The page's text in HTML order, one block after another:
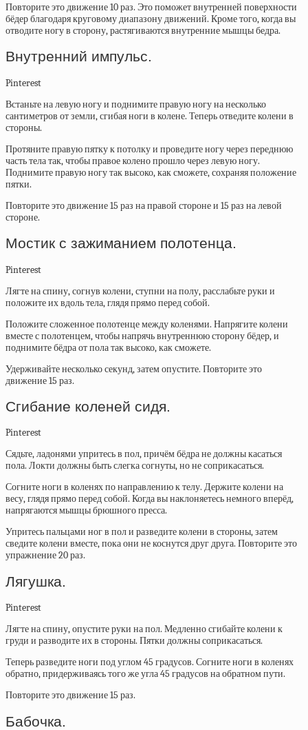
Повторите это движение 10 раз. Это поможет внутренней поверхности
бёдер благодаря круговому диапазону движений. Кроме того, когда вы
отводите ногу в сторону, растягиваются внутренние мышцы бедра.
Внутренний импульс.
Pinterest
Встаньте на левую ногу и поднимите правую ногу на несколько
сантиметров от земли, сгибая ноги в колене. Теперь отведите колени в
стороны.
Протяните правую пятку к потолку и проведите ногу через переднюю
часть тела так, чтобы правое колено прошло через левую ногу.
Поднимите правую ногу так высоко, как сможете, сохраняя положение
пятки.
Повторите это движение 15 раз на правой стороне и 15 раз на левой
стороне.
Мостик с зажиманием полотенца.
Pinterest
Лягте на спину, согнув колени, ступни на полу, расслабьте руки и
положите их вдоль тела, глядя прямо перед собой.
Положите сложенное полотенце между коленями. Напрягите колени
вместе с полотенцем, чтобы напрячь внутреннюю сторону бёдер, и
поднимите бёдра от пола так высоко, как сможете.
Удерживайте несколько секунд, затем опустите. Повторите это
движение 15 раз.
Сгибание коленей сидя.
Pinterest
Сядьте, ладонями упритесь в пол, причём бёдра не должны касаться
пола. Локти должны быть слегка согнуты, но не соприкасаться.
Согните ноги в коленях по направлению к телу. Держите колени на
весу, глядя прямо перед собой. Когда вы наклоняетесь немного вперёд,
напрягаются мышцы брюшного пресса.
Упритесь пальцами ног в пол и разведите колени в стороны, затем
сведите колени вместе, пока они не коснутся друг друга. Повторите это
упражнение 20 раз.
Лягушка.
Pinterest
Лягте на спину, опустите руки на пол. Медленно сгибайте колени к
груди и разводите их в стороны. Пятки должны соприкасаться.
Теперь разведите ноги под углом 45 градусов. Согните ноги в коленях
обратно, придерживаясь того же угла 45 градусов на обратном пути.
Повторите это движение 15 раз.
Бабочка.